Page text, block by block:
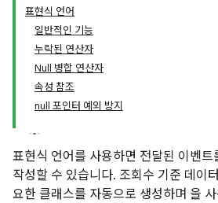
표현식 언어
일반적인 기능
누락된 연산자
Null 병합 연산자
속성 참조
null 포인터 예외 방지
표현식 언어를 사용하면 전달된 이벤트
작성할 수 있습니다. 조회수 기준 데이
요한 클래스를 자동으로 생성하며 을